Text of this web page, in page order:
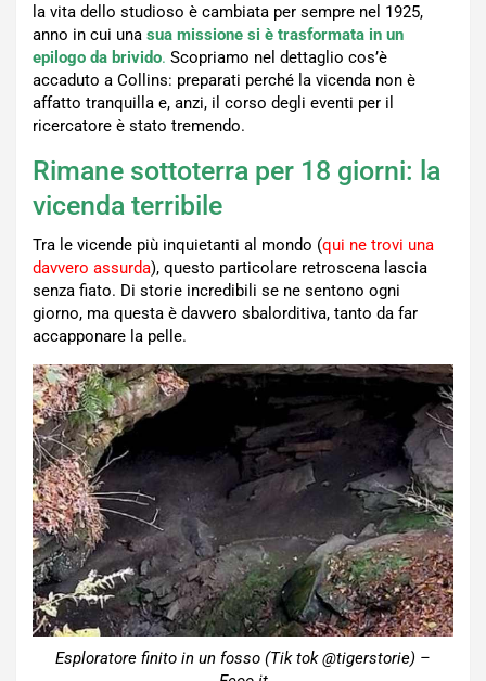
la vita dello studioso è cambiata per sempre nel 1925,
anno in cui una sua missione si è trasformata in un
epilogo da brivido. Scopriamo nel dettaglio cos’è
accaduto a Collins: preparati perché la vicenda non è
affatto tranquilla e, anzi, il corso degli eventi per il
ricercatore è stato tremendo.
Rimane sottoterra per 18 giorni: la
vicenda terribile
Tra le vicende più inquietanti al mondo (qui ne trovi una
davvero assurda), questo particolare retroscena lascia
senza fiato. Di storie incredibili se ne sentono ogni
giorno, ma questa è davvero sbalorditiva, tanto da far
accapponare la pelle.
Esploratore finito in un fosso (Tik tok @tigerstorie) –